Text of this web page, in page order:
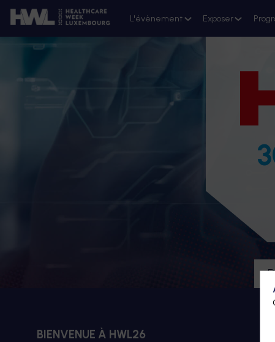
L'évènement Exposer
BIENVENUE À HWL26